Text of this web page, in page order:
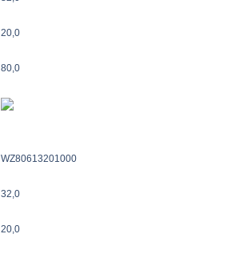
20,0
80,0
WZ80613201000
32,0
20,0